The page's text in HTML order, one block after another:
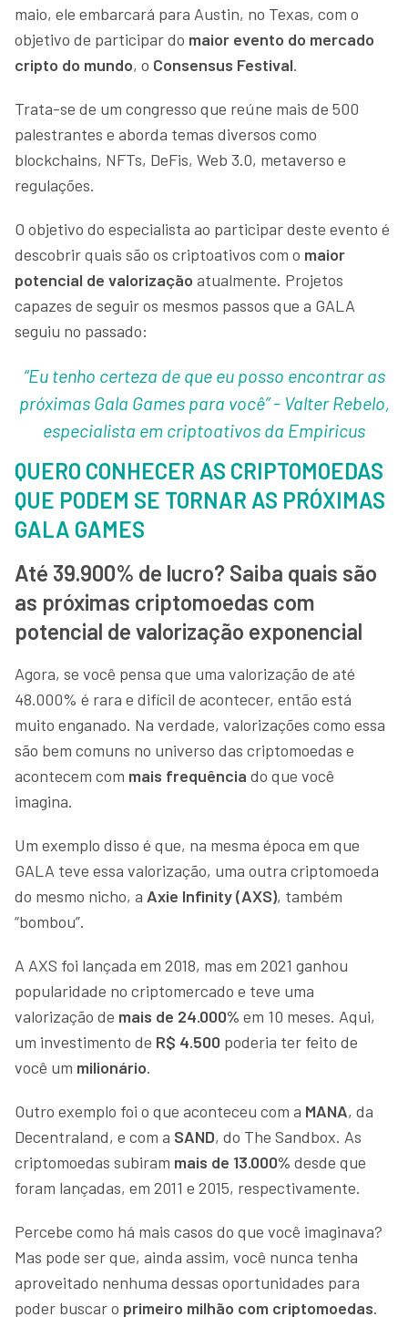
maio, ele embarcará para Austin, no Texas, com o
objetivo de participar do maior evento do mercado
cripto do mundo, o Consensus Festival.
Trata-se de um congresso que reúne mais de 500
palestrantes e aborda temas diversos como
blockchains, NFTs, DeFis, Web 3.0, metaverso e
regulações.
O objetivo do especialista ao participar deste evento é
descobrir quais são os criptoativos com o maior
potencial de valorização atualmente. Projetos
capazes de seguir os mesmos passos que a GALA
seguiu no passado:
“Eu tenho certeza de que eu posso encontrar as
próximas Gala Games para você” - Valter Rebelo,
especialista em criptoativos da Empiricus
QUERO CONHECER AS CRIPTOMOEDAS
QUE PODEM SE TORNAR AS PRÓXIMAS
GALA GAMES
Até 39.900% de lucro? Saiba quais são
as próximas criptomoedas com
potencial de valorização exponencial
Agora, se você pensa que uma valorização de até
48.000% é rara e difícil de acontecer, então está
muito enganado. Na verdade, valorizações como essa
são bem comuns no universo das criptomoedas e
acontecem com mais frequência do que você
imagina.
Um exemplo disso é que, na mesma época em que
GALA teve essa valorização, uma outra criptomoeda
do mesmo nicho, a Axie Infinity (AXS), também
“bombou”.
A AXS foi lançada em 2018, mas em 2021 ganhou
popularidade no criptomercado e teve uma
valorização de mais de 24.000% em 10 meses. Aqui,
um investimento de R$ 4.500 poderia ter feito de
você um milionário.
Outro exemplo foi o que aconteceu com a MANA, da
Decentraland, e com a SAND, do The Sandbox. As
criptomoedas subiram mais de 13.000% desde que
foram lançadas, em 2011 e 2015, respectivamente.
Percebe como há mais casos do que você imaginava?
Mas pode ser que, ainda assim, você nunca tenha
aproveitado nenhuma dessas oportunidades para
poder buscar o primeiro milhão com criptomoedas.